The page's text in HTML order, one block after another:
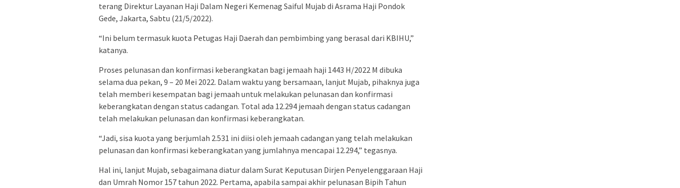
terang Direktur Layanan Haji Dalam Negeri Kemenag Saiful Mujab di Asrama Haji Pondok
Gede, Jakarta, Sabtu (21/5/2022).
“Ini belum termasuk kuota Petugas Haji Daerah dan pembimbing yang berasal dari KBIHU,”
katanya.
Proses pelunasan dan konfirmasi keberangkatan bagi jemaah haji 1443 H/2022 M dibuka
selama dua pekan, 9 – 20 Mei 2022. Dalam waktu yang bersamaan, lanjut Mujab, pihaknya juga
telah memberi kesempatan bagi jemaah untuk melakukan pelunasan dan konfirmasi
keberangkatan dengan status cadangan. Total ada 12.294 jemaah dengan status cadangan
telah melakukan pelunasan dan konfirmasi keberangkatan.
“Jadi, sisa kuota yang berjumlah 2.531 ini diisi oleh jemaah cadangan yang telah melakukan
pelunasan dan konfirmasi keberangkatan yang jumlahnya mencapai 12.294,” tegasnya.
Hal ini, lanjut Mujab, sebagaimana diatur dalam Surat Keputusan Dirjen Penyelenggaraan Haji
dan Umrah Nomor 157 tahun 2022. Pertama, apabila sampai akhir pelunasan Bipih Tahun